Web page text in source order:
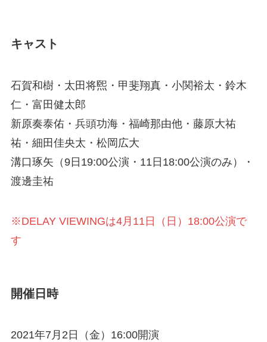
キャスト
石賀和樹・太田将煕・甲斐翔真・小関裕太・鈴木
仁・富田健太郎
新原奏泰佑・兵頭功海・福崎那由他・藤原大祐
祐・細田佳央太・松岡広大
溝口琢矢（9日19:00公演・11日18:00公演のみ）・
渡邊圭祐
※DELAY VIEWINGは4月11日（日）18:00公演で
す
開催日時
2021年7月2日（金）16:00開演